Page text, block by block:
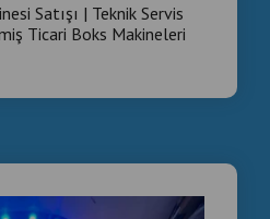
Satışı | Teknik Servis
Ticari Boks Makineleri